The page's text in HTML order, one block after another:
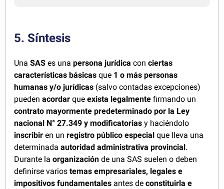
5. Síntesis
UnaSAS es unapersona jurídica conciertas
características básicas que 1 o más personas
humanas y/o jurídicas (salvo contadas excepciones)
puedenacordar queexista legalmente firmando un
contrato mayormente predeterminado por la Ley
nacional N° 27.349 y modificatorias y haciéndolo
inscribir en unregistro público especial que lleva una
determinadaautoridad administrativa provincial.
Durante la organización de una SAS suelen o deben
definirse variostemas empresariales, legales e
impositivos fundamentales antes de constituirla e